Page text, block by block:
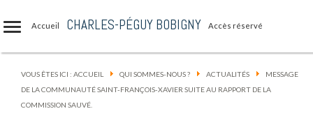
Accueil CHARLES-PÉGUY BOBIGNY Accès réservé
VOUS ÊTES ICI : ACCUEIL QUI SOMMES-NOUS ? ACTUALITÉS
MESSAGE
DE LA COMMUNAUTÉ SAINT-FRANÇOIS-XAVIER SUITE AU RAPPORT DE LA
COMMISSION SAUVÉ.